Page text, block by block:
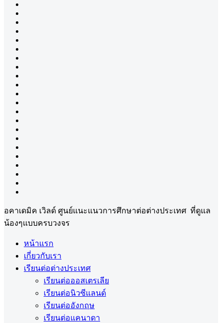
อคาเดมิค เวิลด์ ศูนย์แนะแนวการศึกษาต่อต่างประเทศ ที่ดูแล
น้องๆแบบครบวงจร
หน้าแรก
เกี่ยวกับเรา
เรียนต่อต่างประเทศ
เรียนต่อออสเตรเลีย
เรียนต่อนิวซีแลนด์
เรียนต่ออังกฤษ
เรียนต่อแคนาดา